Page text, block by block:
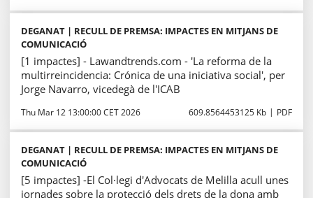
DEGANAT | RECULL DE PREMSA: IMPACTES EN MITJANS DE
COMUNICACIÓ
[1 impactes] - Lawandtrends.com - 'La reforma de la
multirreincidencia: Crónica de una iniciativa social', per
Jorge Navarro, vicedegà de l'ICAB
Thu Mar 12 13:00:00 CET 2026 609.8564453125 Kb PDF
DEGANAT | RECULL DE PREMSA: IMPACTES EN MITJANS DE
COMUNICACIÓ
[5 impactes] -El Col·legi d'Advocats de Melilla acull unes
jornades sobre la protecció dels drets de la dona amb